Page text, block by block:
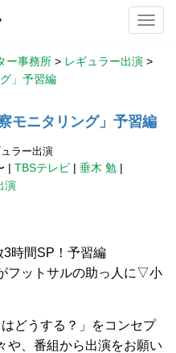
ー事務所 > レギュラー出演 >
」予習編
モニタリング」予習編
ラー出演
| TBSテレビ | 垂木 勉 |
演
3時間SP！予習編
フットサルの助っ人に▽小
どうする？」をコンセプ
や、番組から出演をお願い